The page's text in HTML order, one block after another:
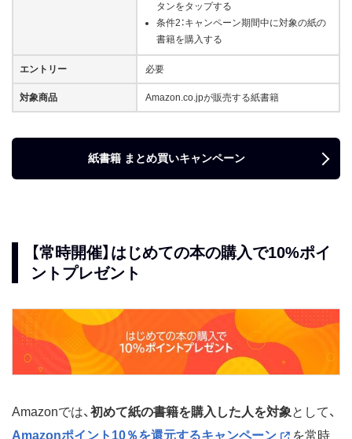
タンをタップする
条件2：キャンペーン期間中に対象の紙の
書籍を購入する
エントリー 必要
対象商品 Amazon.co.jpが販売する紙書籍
紙書籍 まとめ買いキャンペーン
【常時開催】はじめての本の購入で10%ポイ
ントプレゼント
Amazonでは、 初めて紙の書籍を購入した人を対象として、
Amazonポイント10％を還元するキャンペーン
を常時